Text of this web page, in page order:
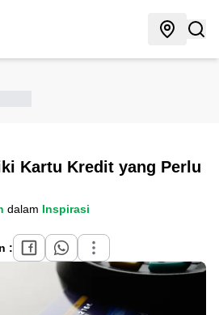
Kartu Kredit yang Perlu
dalam Inspirasi
: